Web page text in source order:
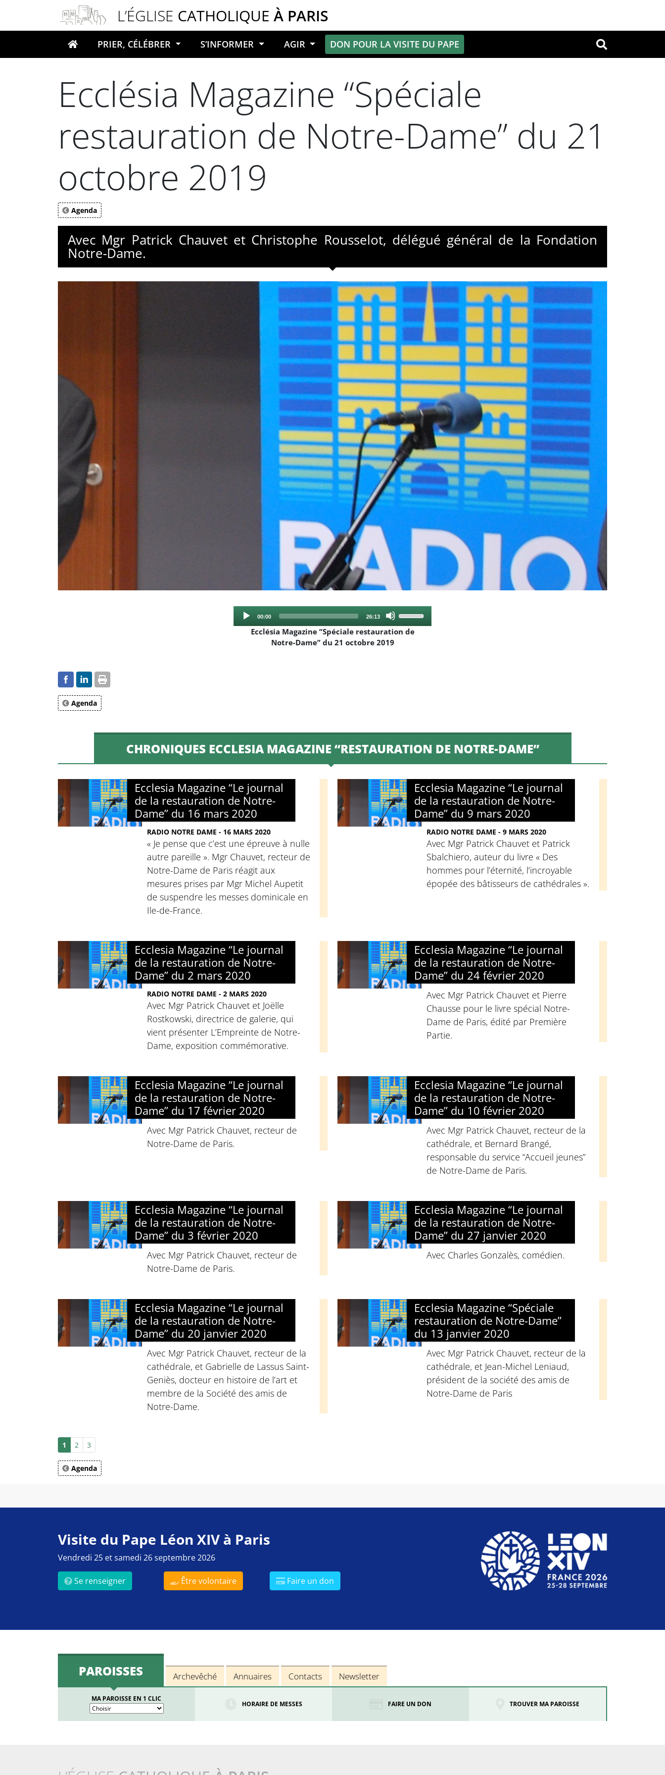
L’ÉGLISE CATHOLIQUE À PARIS
Votre recherche OK
PRIER, CÉLÉBRER S’INFORMER AGIR DON POUR LA VISITE DU PAPE
Ecclésia Magazine “Spéciale
restauration de Notre-Dame” du 21
octobre 2019
Agenda
Avec Mgr Patrick Chauvet et Christophe Rousselot, délégué général de la Fondation
Notre-Dame.
Audio
Current
00:00
Total
26:13
Arrow
Ecclésia Magazine “Spéciale restauration de
Notre-Dame” du 21 octobre 2019
Agenda
CHRONIQUES ECCLESIA MAGAZINE “RESTAURATION DE NOTRE-DAME”
Ecclesia Magazine “Le journal
de la restauration de Notre-
Dame” du 16 mars 2020
RADIO NOTRE DAME - 16 MARS 2020
« Je pense que c’est une épreuve à nulle
autre pareille ». Mgr Chauvet, recteur de
Notre-Dame de Paris réagit aux
mesures prises par Mgr Michel Aupetit
de suspendre les messes dominicale en
Ile-de-France.
Ecclesia Magazine “Le journal
de la restauration de Notre-
Dame” du 9 mars 2020
RADIO NOTRE DAME - 9 MARS 2020
Avec Mgr Patrick Chauvet et Patrick
Sbalchiero, auteur du livre « Des
hommes pour l’éternité, l’incroyable
épopée des bâtisseurs de cathédrales ».
Ecclesia Magazine “Le journal
de la restauration de Notre-
Dame” du 2 mars 2020
RADIO NOTRE DAME - 2 MARS 2020
Avec Mgr Patrick Chauvet et Joëlle
Rostkowski, directrice de galerie, qui
vient présenter L’Empreinte de Notre-
Dame, exposition commémorative.
Ecclesia Magazine “Le journal
de la restauration de Notre-
Dame” du 24 février 2020
Avec Mgr Patrick Chauvet et Pierre
Chausse pour le livre spécial Notre-
Dame de Paris, édité par Première
Partie.
Ecclesia Magazine “Le journal
de la restauration de Notre-
Dame” du 17 février 2020
Avec Mgr Patrick Chauvet, recteur de
Notre-Dame de Paris.
Ecclesia Magazine “Le journal
de la restauration de Notre-
Dame” du 10 février 2020
Avec Mgr Patrick Chauvet, recteur de la
cathédrale, et Bernard Brangé,
responsable du service “Accueil jeunes”
de Notre-Dame de Paris.
Ecclesia Magazine “Le journal
de la restauration de Notre-
Dame” du 3 février 2020
Avec Mgr Patrick Chauvet, recteur de
Notre-Dame de Paris.
Ecclesia Magazine “Le journal
de la restauration de Notre-
Dame” du 27 janvier 2020
Avec Charles Gonzalès, comédien.
Ecclesia Magazine “Le journal
de la restauration de Notre-
Dame” du 20 janvier 2020
Avec Mgr Patrick Chauvet, recteur de la
cathédrale, et Gabrielle de Lassus Saint-
Geniès, docteur en histoire de l’art et
membre de la Société des amis de
Notre-Dame.
Ecclesia Magazine “Spéciale
restauration de Notre-Dame”
du 13 janvier 2020
Avec Mgr Patrick Chauvet, recteur de la
cathédrale, et Jean-Michel Leniaud,
président de la société des amis de
Notre-Dame de Paris
1 2 3
Agenda
Visite du Pape Léon XIV à Paris
Vendredi 25 et samedi 26 septembre 2026
Se renseigner Être volontaire Faire un don
PAROISSES Archevêché Annuaires Contacts Newsletter
MA PAROISSE EN 1 CLIC
HORAIRE DE MESSES FAIRE UN DON TROUVER MA PAROISSE
Panneau de gestion des cookies